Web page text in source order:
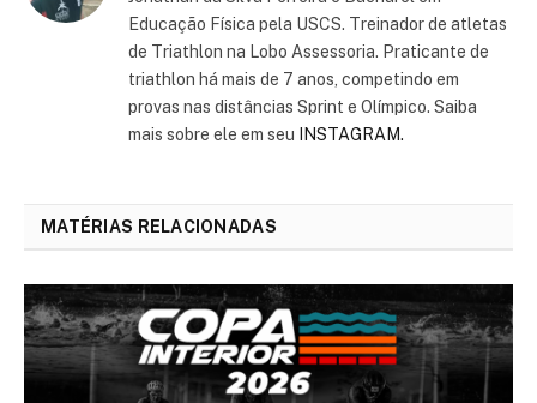
Educação Física pela USCS. Treinador de atletas
de Triathlon na Lobo Assessoria. Praticante de
triathlon há mais de 7 anos, competindo em
provas nas distâncias Sprint e Olímpico. Saiba
mais sobre ele em seu
INSTAGRAM.
MATÉRIAS RELACIONADAS